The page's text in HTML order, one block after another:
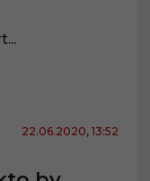
22.06.2020, 13:52